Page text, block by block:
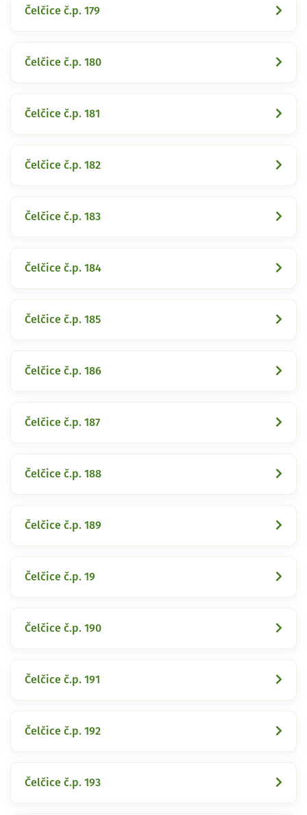
Čelčice č.p. 179
Čelčice č.p. 180
Čelčice č.p. 181
Čelčice č.p. 182
Čelčice č.p. 183
Čelčice č.p. 184
Čelčice č.p. 185
Čelčice č.p. 186
Čelčice č.p. 187
Čelčice č.p. 188
Čelčice č.p. 189
Čelčice č.p. 19
Čelčice č.p. 190
Čelčice č.p. 191
Čelčice č.p. 192
Čelčice č.p. 193